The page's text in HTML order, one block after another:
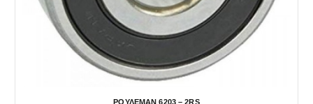
ΡΟΥΛΕΜΑΝ 6203 – 2RS